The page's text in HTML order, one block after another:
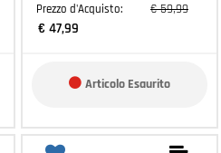
Prezzo d'Acquisto: € 59,99
€ 47,99
Articolo Esaurito